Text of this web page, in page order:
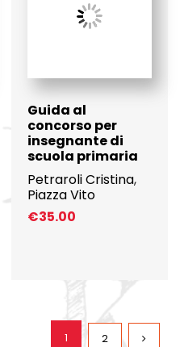
Guida al
concorso per
insegnante di
scuola primaria
Petraroli Cristina,
Piazza Vito
€35.00
1 2